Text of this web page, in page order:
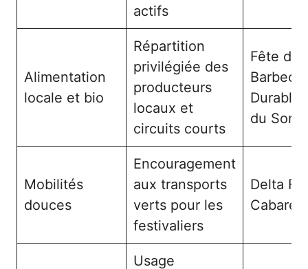
actifs
Alimentation
locale et bio
Répartition
privilégiée des
producteurs
locaux et
circuits courts
Fête du
du Son
Mobilités
douces
Encouragement
aux transports
verts pour les
festivaliers
Delta
Cabaret
Usage